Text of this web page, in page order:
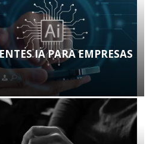
IA PARA EMPRESAS